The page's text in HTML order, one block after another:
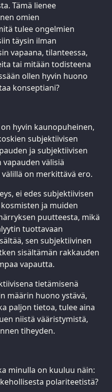
Tämä lienee
omien
tulee ongelmien
täysin ilman
vapaana, tilanteessa,
tai mitään todisteena
ollen hyvin huono
konseptiani?
hyvin kaunopuheinen,
subjektiivisen
ja subjektiivisen
välisiä
on merkittävä ero.
ei edes subjektiivisen
ja muiden
puutteesta, mikä
tuottavaan
sen subjektiivinen
sisältämän rakkauden
vapautta.
tietämisenä
määrin huono ystävä,
paljon tietoa, tulee aina
niistä vääristymistä,
tiheyden.
minulla on kuuluu näin:
polariteetistä?